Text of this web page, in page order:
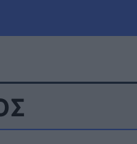
Τράπεζες